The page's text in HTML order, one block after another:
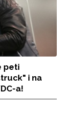
peti
i na
a!